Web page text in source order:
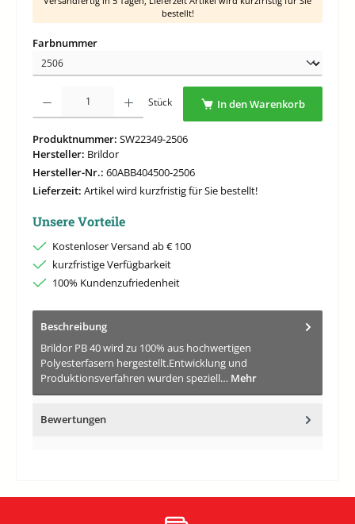
bestellt!
Farbnummerauswählen
Produkt Anzahl: Gib den gewünschten Wert ein oder benutze die Schaltflächen um
Stück In den Warenkorb
Produktnummer: SW22349-2506
Hersteller: Brildor
Hersteller-Nr.: 60ABB404500-2506
Lieferzeit: Artikel wird kurzfristig für Sie bestellt!
Unsere Vorteile
Kostenloser Versand ab € 100
kurzfristige Verfügbarkeit
100% Kundenzufriedenheit
Beschreibung
Brildor PB 40 wird zu 100% aus hochwertigen
Polyesterfasern hergestellt.Entwicklung und
Produktionsverfahren wurden speziell… Mehr
Bewertungen